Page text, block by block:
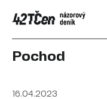
Pochod
16.04.2023